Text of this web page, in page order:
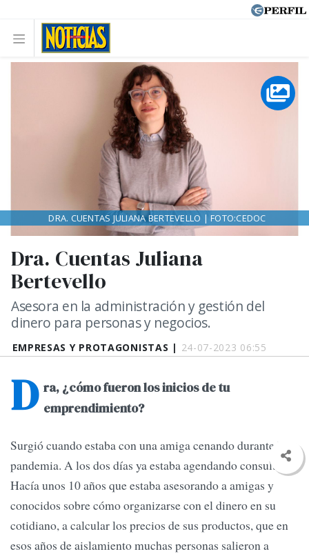
EMPRESAS Y PROTAGONISTAS | 24-07-2023 06:55
Dra. Cuentas Juliana
Bertevello
Asesora en la administración y gestión del
dinero para personas y negocios.
DRA. CUENTAS JULIANA BERTEVELLO | FOTO:CEDOC
D ra, ¿cómo fueron los inicios de tu
emprendimiento?
Surgió cuando estaba con una amiga cenando durante la
pandemia. A los dos días ya estaba agendando consultas.
Hacía unos 10 años que estaba asesorando a amigas y
conocidos sobre cómo organizarse con el dinero en su
cotidiano, a calcular los precios de sus productos, que en
esos años de aislamiento muchas personas salieron a